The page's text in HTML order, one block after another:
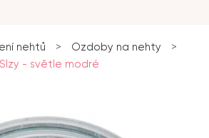
nehtů > Ozdoby na nehty
>
Slzy - světle modré